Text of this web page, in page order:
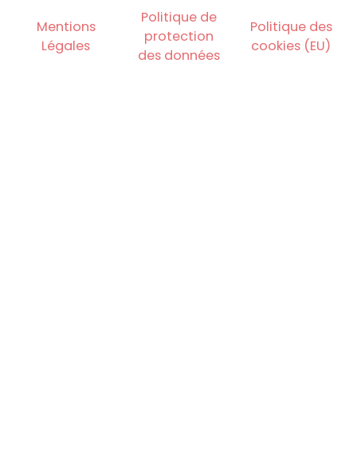
Mentions
Légales
Politique de
protection
des données
Politique des
cookies (EU)